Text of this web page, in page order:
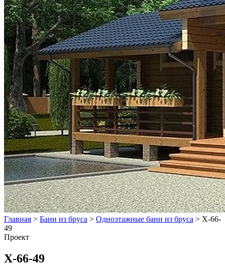
Главная > Бани из бруса > Одноэтажные бани из бруса > Х-66-
49
Проект
Х-66-49